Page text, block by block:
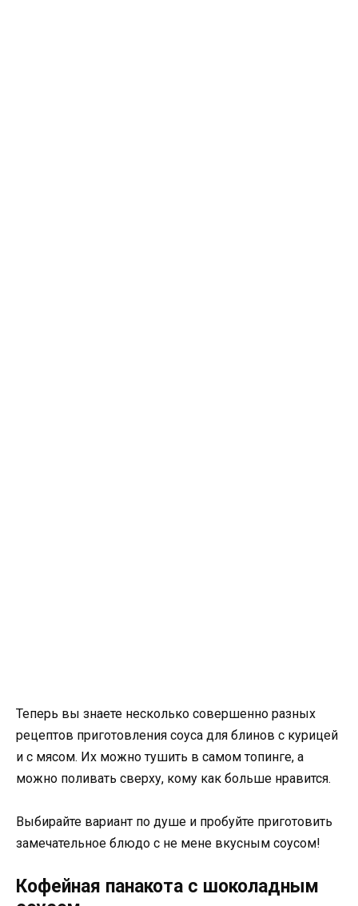
Теперь вы знаете несколько совершенно разных
рецептов приготовления соуса для блинов с курицей
и с мясом. Их можно тушить в самом топинге, а
можно поливать сверху, кому как больше нравится.
Выбирайте вариант по душе и пробуйте приготовить
замечательное блюдо с не мене вкусным соусом!
Кофейная панакота с шоколадным